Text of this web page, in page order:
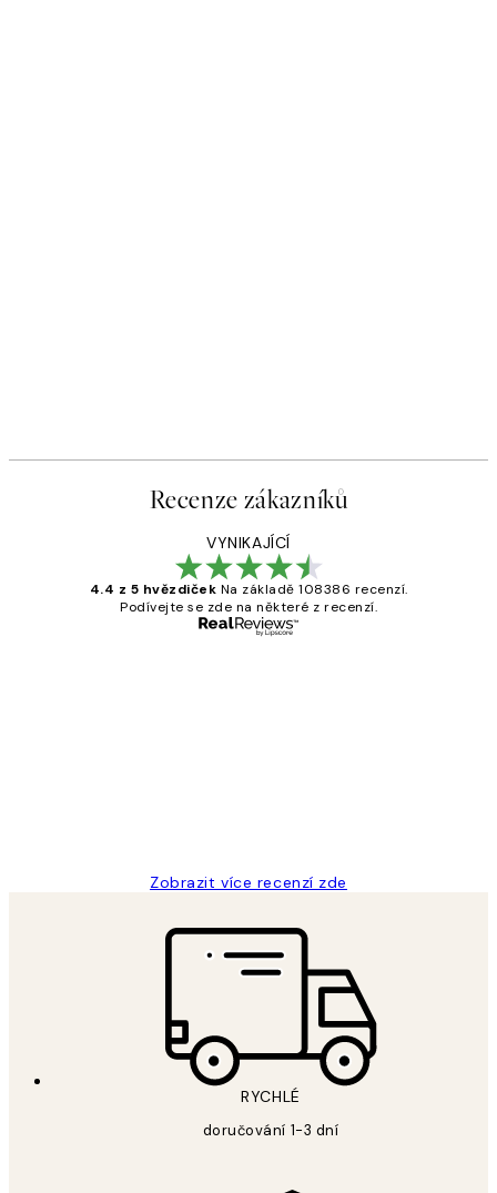
Recenze zákazníků
VYNIKAJÍCÍ
4.4 z 5 hvězdiček Na základě 108386 recenzí.
Podívejte se zde na některé z recenzí.
Zobrazit více recenzí zde
RYCHLÉ
doručování 1-3 dní